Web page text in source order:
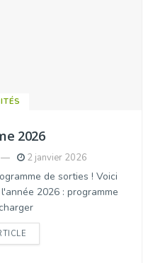
2026
2 janvier 2026
de sorties ! Voici
2026 : programme